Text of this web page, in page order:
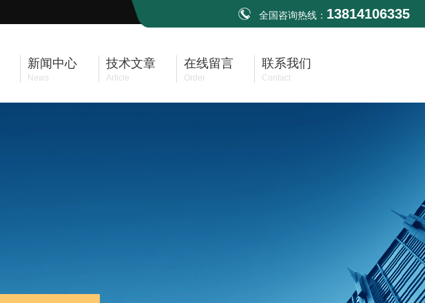
全国咨询热线： 13814106335
新闻中心
News
技术文章
Article
在线留言
Order
联系我们
Contact